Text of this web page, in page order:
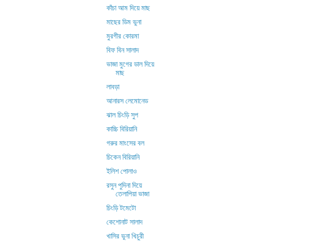
কাঁচা আম দিয়ে মাছ
মাছের ডিম ভুনা
মুরগীর কোরমা
বিফ বিন সালাদ
ভাজা মুগের ডাল দিয়ে
মাছ
লাবড়া
আনারস লেমোনেড
ঝাল চিংড়ি সুপ
কাচ্চি বিরিয়ানি
গরুর মাংসের বল
চিকেন বিরিয়ানি
ইলিশ পোলাও
রসুন পুদিনা দিয়ে
তেলাপিয়া ভাজা
চিংড়ি টমেটো
কেশোনাট সালাদ
খাসির ভুনা খিচুরী